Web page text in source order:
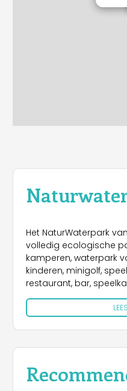
Het NaturWaterpark
volledig ecologische
kamperen, waterpark
kinderen, minigolf,
restaurant, bar,
Het water park werd
ontwikkeld en, samen
complex van grote
staat om te vinden
de consumptie als het
vrijetijdsbesteding.